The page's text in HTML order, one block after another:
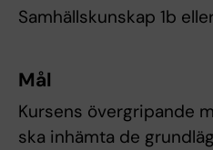
Samhällskunskap 1b eller
Mål
Kursens övergripande
ska inhämta de